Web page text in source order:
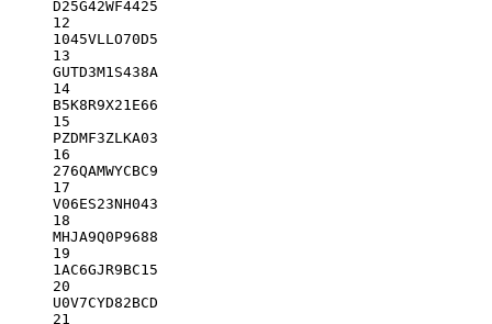
D25G42WF4425
12
1045VLLO70D5
13
GUTD3M1S438A
14
B5K8R9X21E66
15
PZDMF3ZLKA03
16
276QAMWYCBC9
17
V06ES23NH043
18
MHJA9Q0P9688
19
1AC6GJR9BC15
20
U0V7CYD82BCD
21